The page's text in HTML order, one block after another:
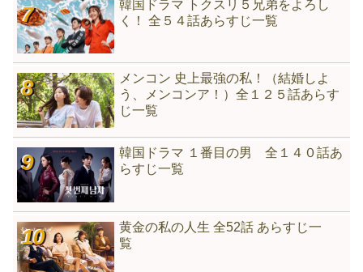
韓国ドラマ トクスリ５兄弟をよろし
く！ 全５４話あらすじ一覧
メンコン 史上最強の私！（結婚しよ
う、メンコンア！）全１２５話あらす
じ一覧
韓国ドラマ １番目の男 全１４０話あ
らすじ一覧
黄金の私の人生 全52話 あらすじ一
覧